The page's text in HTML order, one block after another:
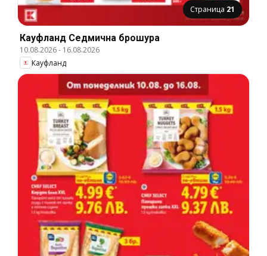
Страница 21
Кауфланд Cедмична брошура
10.08.2026- 16.08.2026
Кауфланд